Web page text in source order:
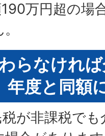
万円超の場
らなけれ
年度と同額
が非課税で